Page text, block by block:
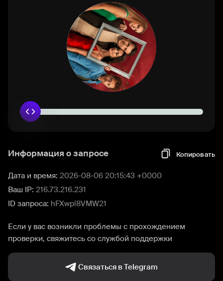
Информация о запросе Копировать
Дата и время: 2026-08-06 20:15:43 +0000
Ваш IP: 216.73.216.231
ID запроса: hFXwpl8VMW21
Если у вас возникли проблемы с прохождением
проверки, свяжитесь со службой поддержки
Связаться в Telegram